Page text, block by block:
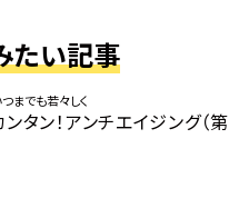
たい記事
までも若々しく
タン！アンチエイジング（第